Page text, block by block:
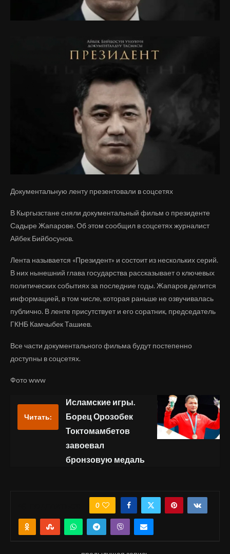
Документальную ленту презентовали в соцсетях
В Кыргызстане сняли документальный фильм о президенте
Садыре Жапарове. Об этом сообщил в соцсетях журналист
Айбек Бийбосунов.
Лента называется «Президент» и состоит из нескольких серий.
В них нынешний глава государства рассказывает о ключевых
политических событиях за последние годы. Жапаров делится
информацией, в том числе, которая раньше не озвучивалась
публично. В ленте присутствует и его соратник, председатель
ГКНБ Камчыбек Ташиев.
Все части документального фильма будут постепенно
доступны в соцсетях.
Фото www
Читать:
Исламские игры.
Борец Орозобек
Токтомамбетов
завоевал
бронзовую медаль
0